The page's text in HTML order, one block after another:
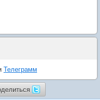
Телеграмм